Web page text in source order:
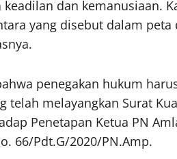
keadilan dan kemanusiaan.
yang disebut dalam
penegakan hukum
telah melayangkan Surat
Penetapan Ketua PN
66/Pdt.G/2020/PN.Amp.